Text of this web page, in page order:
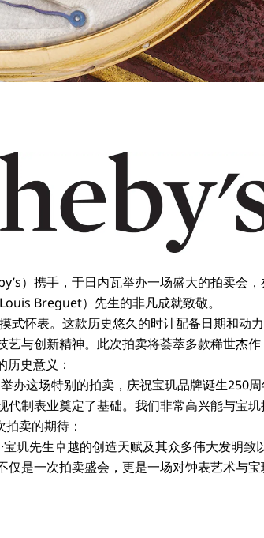
）携手，于日内瓦举办一场盛大的拍卖会，
Breguet）先生的非凡成就致敬。
式怀表。这款历史悠久的时计配备日期和动
与创新精神。此次拍卖将荟萃多款稀世杰作
史意义：
办这场特别的拍卖，庆祝宝玑品牌诞生250
制表业奠定了基础。我们非常高兴能与宝
卖的期待：
玑先生卓越的创造天赋及其众多伟大发明致
是一次拍卖盛会，更是一场对钟表艺术与